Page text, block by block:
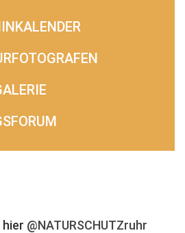
hier @NATURSCHUTZruhr